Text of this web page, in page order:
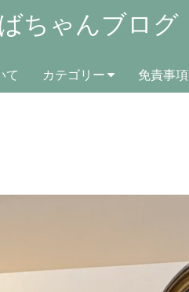
ちゃんブログ
て カテゴリー 免責事項